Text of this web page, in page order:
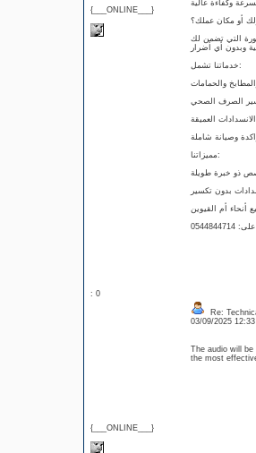
{___ONLINE___}
أو مكان عملك؟
التي تضمن لك
خدماتنا تشمل:
مميزاتنا:
: 0
{___ONLINE___}
Re:
03/09/2025
The audio will
the most